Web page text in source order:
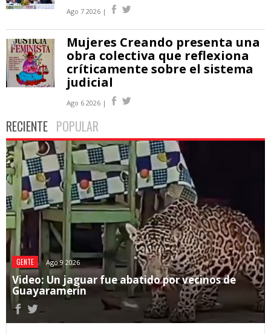
Ago 7 2026 |
Mujeres Creando presenta una
obra colectiva que reflexiona
críticamente sobre el sistema
judicial
Ago 6 2026 |
RECIENTE POPULAR
GENTE Ago 9 2026
Video: Un jaguar fue abatido por vecinos de
Guayaramerín